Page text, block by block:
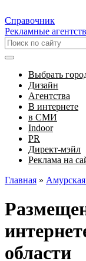
Справочник
Рекламные
Выбрать
Дизайн
Агентства
В интернете
в СМИ
Indoor
PR
Директ-мэйл
Реклама на
Главная » Амурская
области